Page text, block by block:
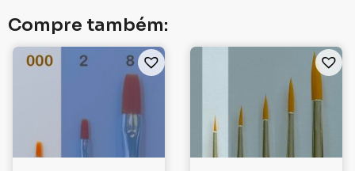
Compre também: